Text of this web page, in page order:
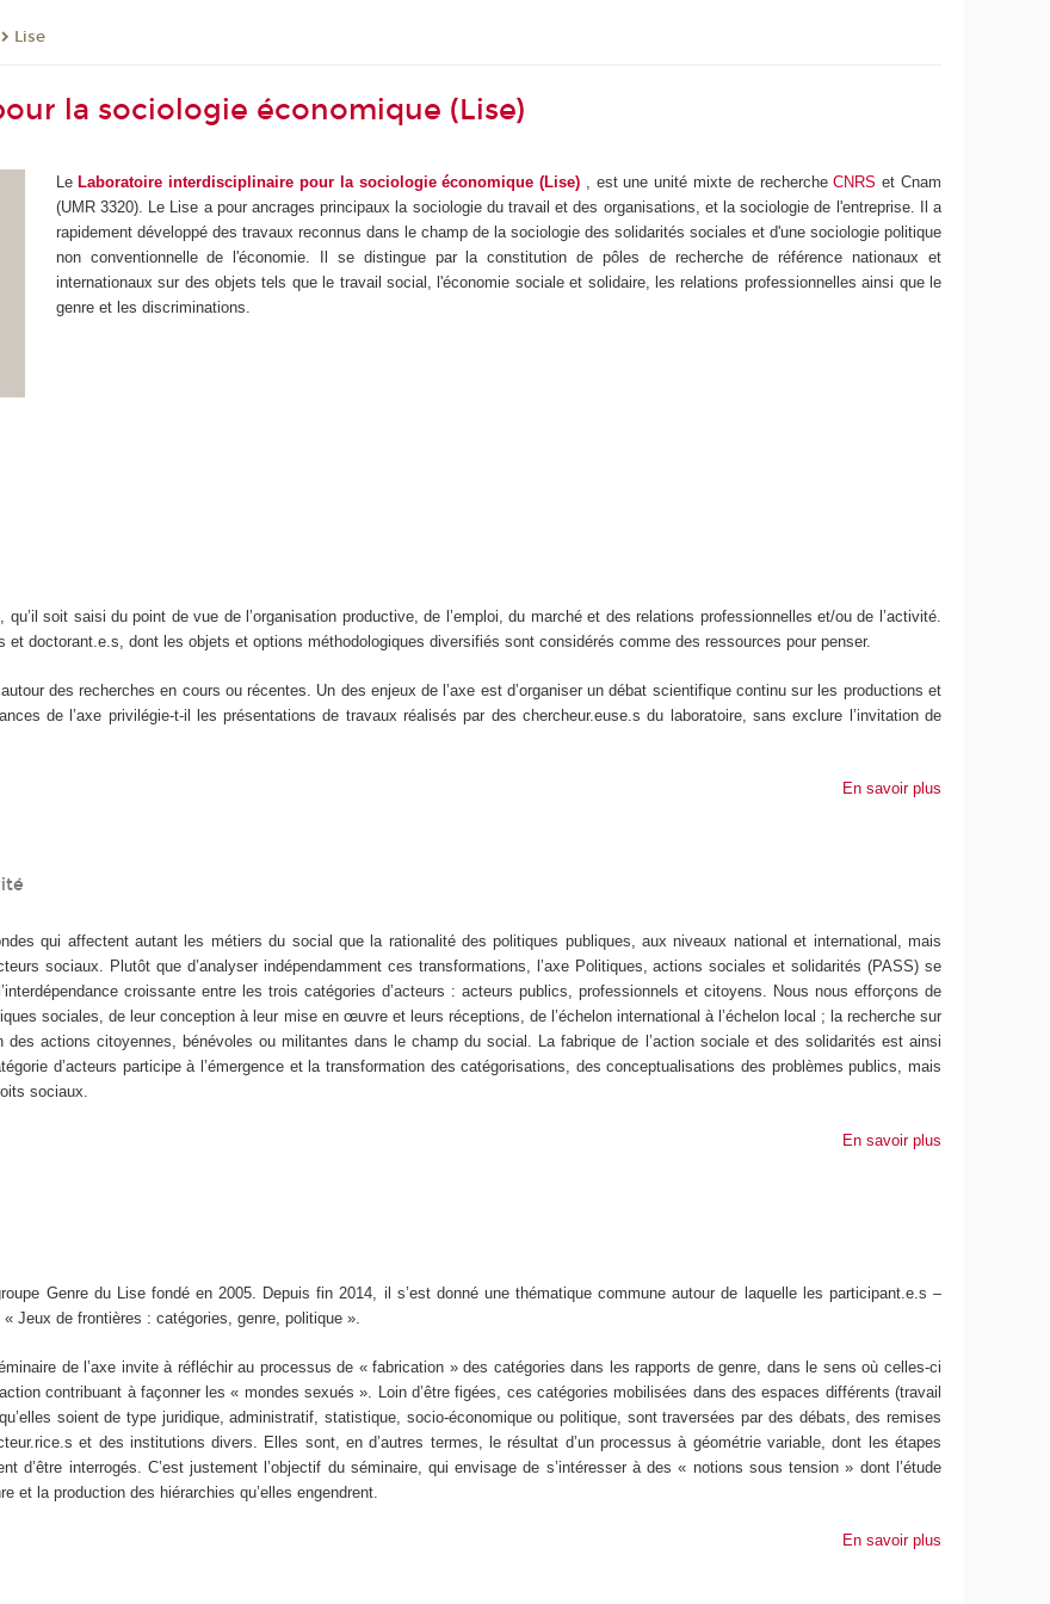
Lise
la sociologie économique (Lise)
Le Laboratoire interdisciplinaire pour la sociologie économique (Lise) , est une unité mixte de rechercheCNRS et Cnam
(UMR 3320). Le Lise a pour ancrages principaux la sociologie du travail et des organisations, et la sociologie de l'entreprise. Il a
rapidement développé des travaux reconnus dans le champ de la sociologie des solidarités sociales et d'une sociologie politique
non conventionnelle de l'économie. Il se distingue par la constitution de pôles de recherche de référence nationaux et
internationaux sur des objets tels que le travail social, l'économie sociale et solidaire, les relations professionnelles ainsi que le
genre et les discriminations.
soit saisi du point de vue de l’organisation productive, de l’emploi, du marché et des relations professionnelles et/ou de l’activité.
doctorant.e.s, dont les objets et options méthodologiques diversifiés sont considérés comme des ressources pour penser.
des recherches en cours ou récentes. Un des enjeux de l’axe est d’organiser un débat scientifique continu sur les productions et
de l’axe privilégie-t-il les présentations de travaux réalisés par des chercheur.euse.s du laboratoire, sans exclure l’invitation de
En savoir plus
qui affectent autant les métiers du social que la rationalité des politiques publiques, aux niveaux national et international, mais
sociaux. Plutôt que d’analyser indépendamment ces transformations, l’axe Politiques, actions sociales et solidarités (PASS) se
croissante entre les trois catégories d’acteurs : acteurs publics, professionnels et citoyens. Nous nous efforçons de
sociales, de leur conception à leur mise en œuvre et leurs réceptions, de l’échelon international à l’échelon local ; la recherche sur
des actions citoyennes, bénévoles ou militantes dans le champ du social. La fabrique de l’action sociale et des solidarités est ainsi
d’acteurs participe à l’émergence et la transformation des catégorisations, des conceptualisations des problèmes publics, mais
sociaux.
En savoir plus
Genre du Lise fondé en 2005. Depuis fin 2014, il s’est donné une thématique commune autour de laquelle les participant.e.s –
Jeux de frontières : catégories, genre, politique ».
de l’axe invite à réfléchir au processus de « fabrication » des catégories dans les rapports de genre, dans le sens où celles-ci
contribuant à façonner les « mondes sexués ». Loin d’être figées, ces catégories mobilisées dans des espaces différents (travail
soient de type juridique, administratif, statistique, socio-économique ou politique, sont traversées par des débats, des remises
et des institutions divers. Elles sont, en d’autres termes, le résultat d’un processus à géométrie variable, dont les étapes
d’être interrogés. C’est justement l’objectif du séminaire, qui envisage de s’intéresser à des « notions sous tension » dont l’étude
et la production des hiérarchies qu’elles engendrent.
En savoir plus